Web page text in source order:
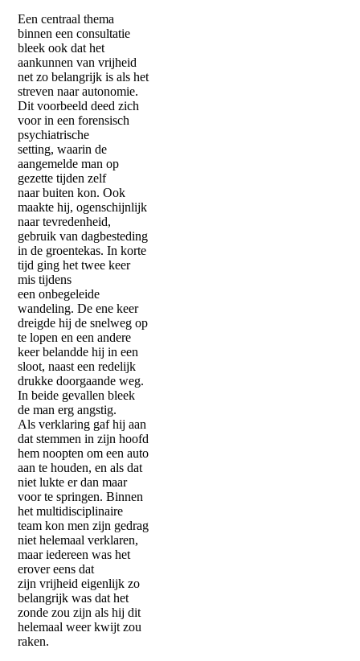
Een centraal thema
binnen een consultatie
bleek ook dat het
aankunnen van vrijheid
net zo belangrijk is als het
streven naar autonomie.
Dit voorbeeld deed zich
voor in een forensisch
psychiatrische
setting, waarin de
aangemelde man op
gezette tijden zelf
naar buiten kon. Ook
maakte hij, ogenschijnlijk
naar tevredenheid,
gebruik van dagbesteding
in de groentekas. In korte
tijd ging het twee keer
mis tijdens
een onbegeleide
wandeling. De ene keer
dreigde hij de snelweg op
te lopen en een andere
keer belandde hij in een
sloot, naast een redelijk
drukke doorgaande weg.
In beide gevallen bleek
de man erg angstig.
Als verklaring gaf hij aan
dat stemmen in zijn hoofd
hem noopten om een auto
aan te houden, en als dat
niet lukte er dan maar
voor te springen. Binnen
het multidisciplinaire
team kon men zijn gedrag
niet helemaal verklaren,
maar iedereen was het
erover eens dat
zijn vrijheid eigenlijk zo
belangrijk was dat het
zonde zou zijn als hij dit
helemaal weer kwijt zou
raken.